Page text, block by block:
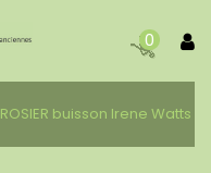
0
ROSIER buisson Irene Watts